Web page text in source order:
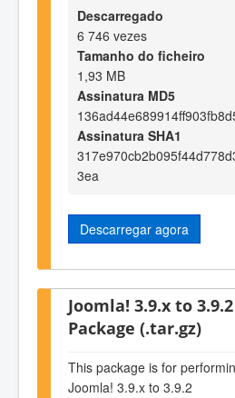
Descarregado
6 746 vezes
Tamanho do ficheiro
1,93 MB
Assinatura MD5
Assinatura SHA1
3ea
Descarregar agora
Joomla! 3.9.x to
Package (.tar.gz)
This package is for
Joomla! 3.9.x to 3.9.2